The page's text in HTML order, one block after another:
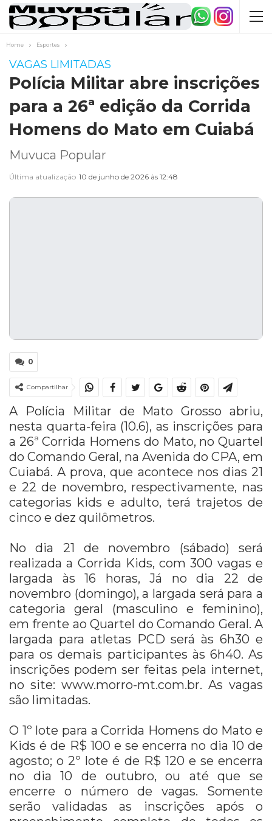
Home Esportes
VAGAS LIMITADAS
Polícia Militar abre inscrições
para a 26ª edição da Corrida
Homens do Mato em Cuiabá
Muvuca Popular
Última atualização 10 de junho de 2026 às 12:48
0
Compartilhar
A Polícia Militar de Mato Grosso abriu,
nesta quarta-feira (10.6), as inscrições para
a 26ª Corrida Homens do Mato, no Quartel
do Comando Geral, na Avenida do CPA, em
Cuiabá. A prova, que acontece nos dias 21
e 22 de novembro, respectivamente, nas
categorias kids e adulto, terá trajetos de
cinco e dez quilômetros.
No dia 21 de novembro (sábado) será
realizada a Corrida Kids, com 300 vagas e
largada às 16 horas, Já no dia 22 de
novembro (domingo), a largada será para a
categoria geral (masculino e feminino),
em frente ao Quartel do Comando Geral. A
largada para atletas PCD será às 6h30 e
para os demais participantes às 6h40. As
inscrições podem ser feitas pela internet,
no site: www.morro-mt.com.br. As vagas
são limitadas.
O 1º lote para a Corrida Homens do Mato e
Kids é de R$ 100 e se encerra no dia 10 de
agosto; o 2º lote é de R$ 120 e se encerra
no dia 10 de outubro, ou até que se
encerre o número de vagas. Somente
serão validadas as inscrições após o